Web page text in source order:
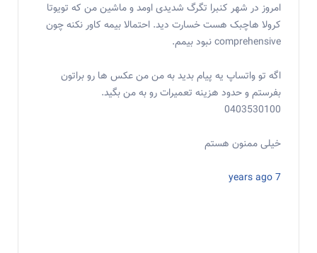
امروز در شهر کنبرا تگرگ شدیدی اومد و ماشین من که تویوتا
کرولا هاچبک هست خسارت دید. احتمالا بیمه کاور نکنه چون
comprehensive نبود بیمم.
اگه تو واتساپ یه پیام بدید به من من عکس ها رو براتون
بفرستم و حدود هزینه تعمیرات رو به من بگید.
0403530100
خیلی ممنون هستم
7 years ago